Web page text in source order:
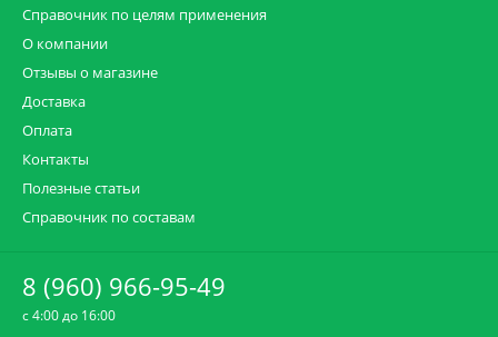
Справочник по целям применения
О компании
Отзывы о магазине
Доставка
Оплата
Контакты
Полезные статьи
Справочник по составам
8 (960) 966-95-49
c 4:00 до 16:00